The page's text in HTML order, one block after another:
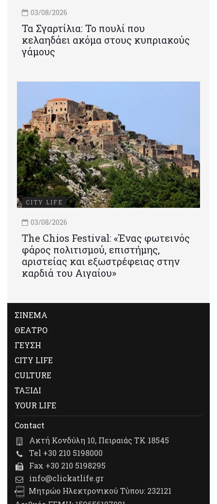
03/08/2026
Τα Σγαρτίλια: Το πουλί που
κελαηδάει ακόμα στους κυπριακούς
γάμους
CITY LIFE
03/08/2026
Τhe Chios Festival: «Ένας φωτεινός
φάρος πολιτισμού, επιστήμης,
αριστείας και εξωστρέφειας στην
καρδιά του Αιγαίου»
ΣΙΝΕΜΑ
ΘΕΑΤΡΟ
ΓΕΥΣΗ
CITY LIFE
CULTURE
ΤΑΞΙΔΙ
YOUR LIFE
Contact
Ακτή Κονδύλη 10, Πειραιάς ΤΚ 18545
Tel +30 210 5198000
Fax +30 210 5198295
info@clickatlife.gr
Μητρώο Ηλεκτρονικού Τύπου: 232121